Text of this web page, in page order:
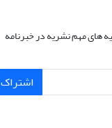
های مهم نشریه در خبرنامه
اشتراک